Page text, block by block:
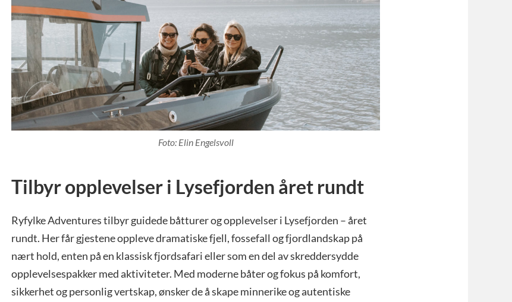
Foto: Elin Engelsvoll
Tilbyr opplevelser i Lysefjorden året rundt
Ryfylke Adventures tilbyr guidede båtturer og opplevelser i Lysefjorden – året
rundt. Her får gjestene oppleve dramatiske fjell, fossefall og fjordlandskap på
nært hold, enten på en klassisk fjordsafari eller som en del av skreddersydde
opplevelsespakker med aktiviteter. Med moderne båter og fokus på komfort,
sikkerhet og personlig vertskap, ønsker de å skape minnerike og autentiske